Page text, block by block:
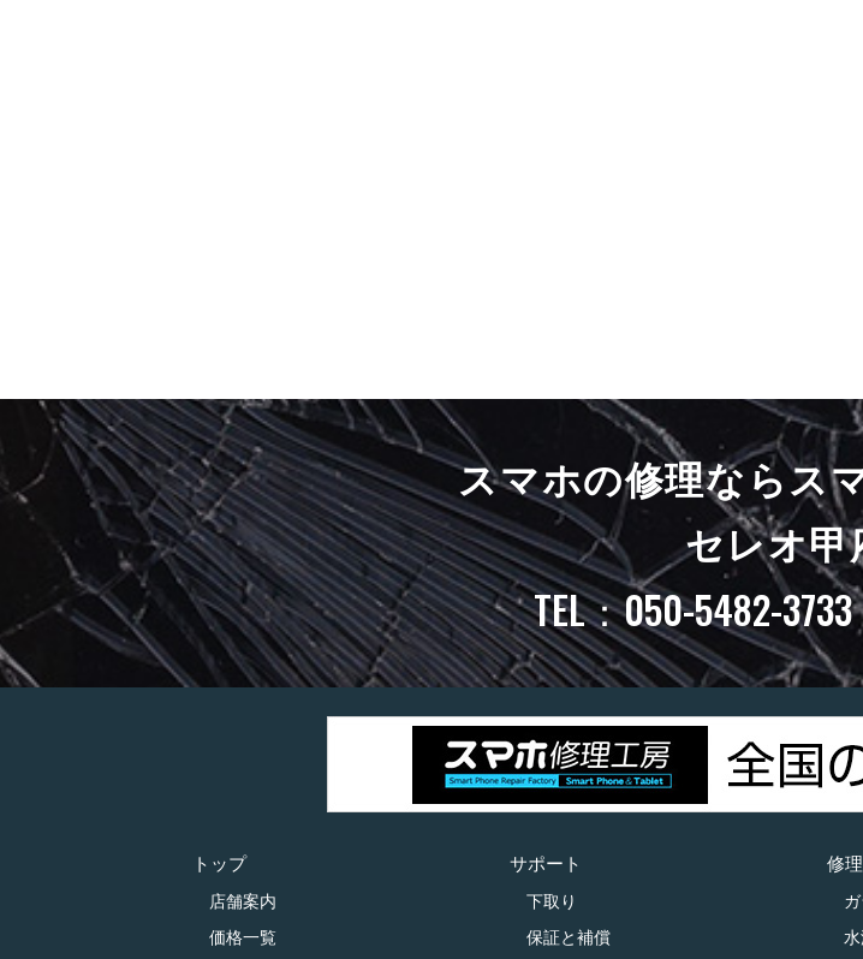
スマホの修理ならス
セレオ甲
TEL：050-5482-3733
トップ
店舗案内
価格一覧
サポート
下取り
保証と補償
修